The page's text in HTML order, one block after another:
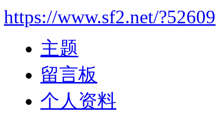
https://www.sf2.net/?52609
主题
留言板
个人资料